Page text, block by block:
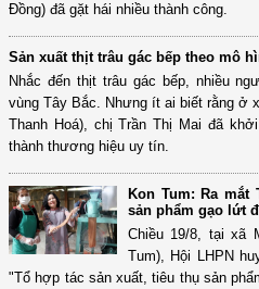
Đồng) đã gặt hái nhiều thành công.
Sản xuất thịt trâu gác bếp theo mô
Nhắc đến thịt trâu gác bếp, nhiều
vùng Tây Bắc. Nhưng ít ai biết rằng ở
Thanh Hoá), chị Trần Thị Mai đã
thành thương hiệu uy tín.
Kon Tum: Ra
sản phẩm gạo lứt
Chiều 19/8, tại xã
Tum), Hội LHPN
"Tổ hợp tác sản xuất, tiêu thụ sản